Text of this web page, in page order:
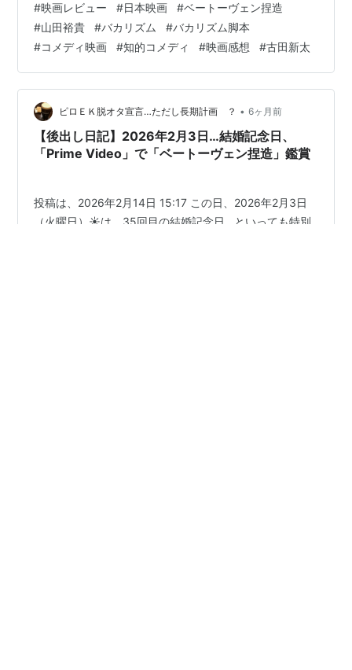
して妙にリアルに描く映画 『ベートーヴェン捏造』。 脚
本はバカリズム、主演は 山田裕貴。 この組み合わせだけ
で、もう期待値はかなり高めです。 ベートーヴェン捏造
山田裕貴 Amazon 山田裕貴がハマりすぎている理由 本作
で山田裕貴が演じるのは、 「決して目立たないが、…
#映画レビュー #日本映画 #ベートーヴェン捏造
#山田裕貴 #バカリズム #バカリズム脚本
#コメディ映画 #知的コメディ #映画感想 #古田新太
ピロＥＫ脱オタ宣言…ただし長期計画 ？ • 6ヶ月前
【後出し日記】2026年2月3日…結婚記念日、
「Prime Video」で「ベートーヴェン捏造」鑑賞